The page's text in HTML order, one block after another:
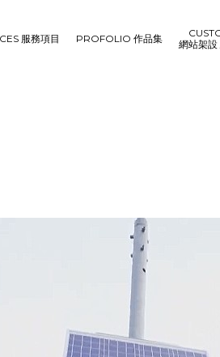
服務項目 PROFOLIO 作品集
網站架